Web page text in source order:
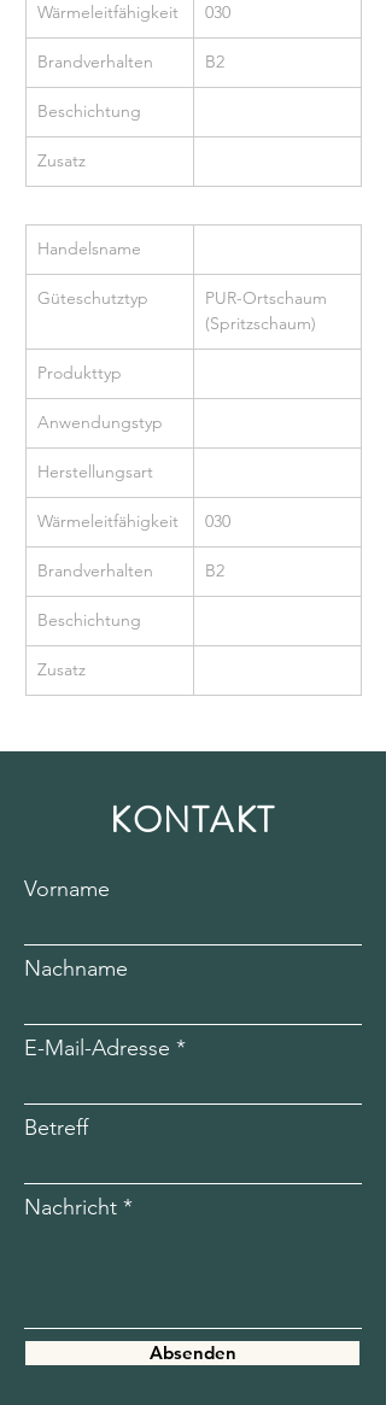
Wärmeleitfähigkeit 030
Brandverhalten B2
Beschichtung
Zusatz
Handelsname
Güteschutztyp
PUR-Ortschaum
(Spritzschaum)
Produkttyp
Anwendungstyp
Herstellungsart
Wärmeleitfähigkeit 030
Brandverhalten B2
Beschichtung
Zusatz
KONTAKT
Vorname
Nachname
E-Mail-Adresse
Betreff
Nachricht
Absenden